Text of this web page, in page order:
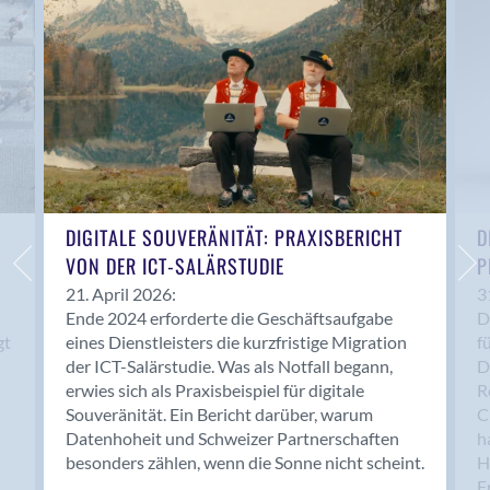
Anwil
Appenzell
Au SG
Baar
Baden
Balsthal
Balzers
Basel
Bassersdorf
Belp
Bendern
Benken (SG)
Bergdietikon
Berlin
Bern
Bern - Liebefeld
DIGITALE SOUVERÄNITÄT: PRAXISBERICHT
VON DER ICT-SALÄRSTUDIE
21. April 2026:
Ende 2024 erforderte die Geschäftsaufgabe
eines Dienstleisters die kurzfristige Migration
der ICT-Salärstudie. Was als Notfall begann,
erwies sich als Praxisbeispiel für digitale
Souveränität. Ein Bericht darüber, warum
Datenhoheit und Schweizer Partnerschaften
besonders zählen, wenn die Sonne nicht scheint.